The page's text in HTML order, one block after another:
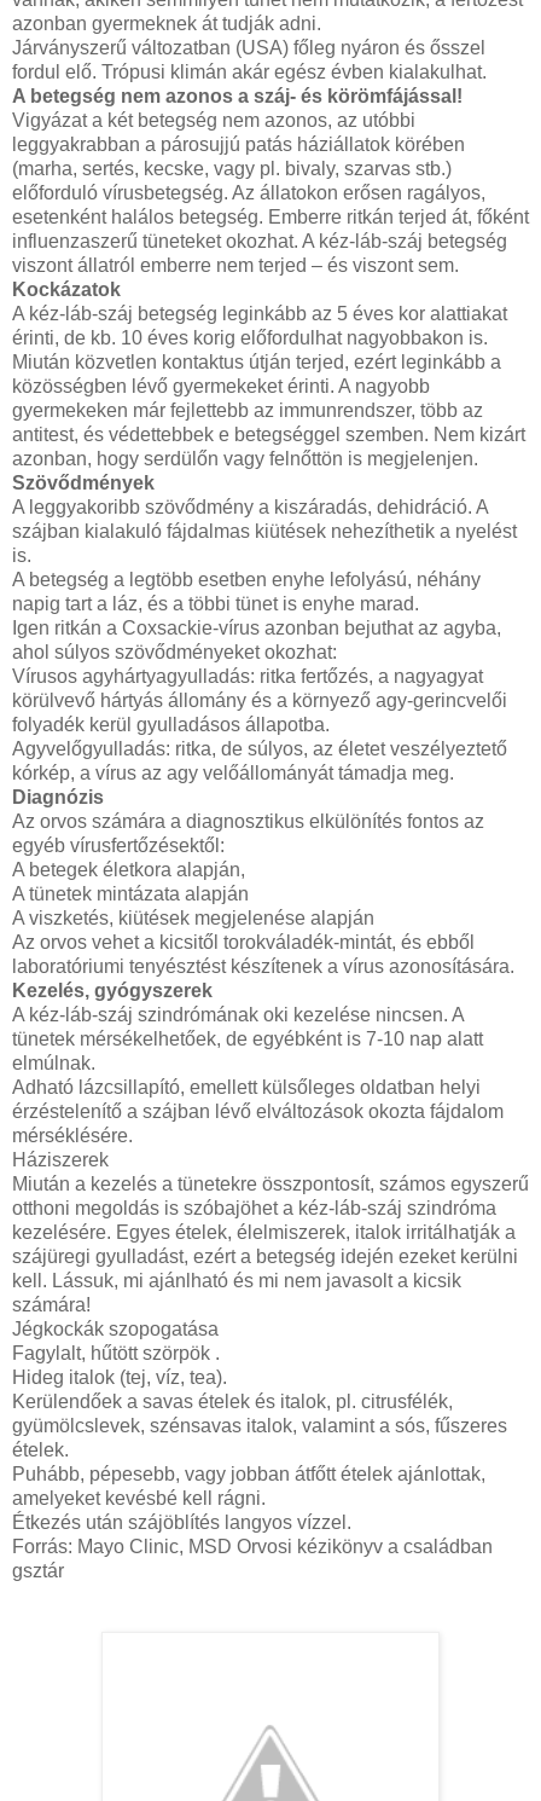
azonban gyermeknek át tudják adni.
Járványszerű változatban (USA) főleg nyáron és ősszel
fordul elő. Trópusi klimán akár egész évben kialakulhat.
A betegség nem azonos a száj- és körömfájással!
Vigyázat a két betegség nem azonos, az utóbbi
leggyakrabban a párosujjú patás háziállatok körében
(marha, sertés, kecske, vagy pl. bivaly, szarvas stb.)
előforduló vírusbetegség. Az állatokon erősen ragályos,
esetenként halálos betegség. Emberre ritkán terjed át, főként
influenzaszerű tüneteket okozhat. A kéz-láb-száj betegség
viszont állatról emberre nem terjed – és viszont sem.
Kockázatok
A kéz-láb-száj betegség leginkább az 5 éves kor alattiakat
érinti, de kb. 10 éves korig előfordulhat nagyobbakon is.
Miután közvetlen kontaktus útján terjed, ezért leginkább a
közösségben lévő gyermekeket érinti. A nagyobb
gyermekeken már fejlettebb az immunrendszer, több az
antitest, és védettebbek e betegséggel szemben. Nem kizárt
azonban, hogy serdülőn vagy felnőttön is megjelenjen.
Szövődmények
A leggyakoribb szövődmény a kiszáradás, dehidráció. A
szájban kialakuló fájdalmas kiütések nehezíthetik a nyelést
is.
A betegség a legtöbb esetben enyhe lefolyású, néhány
napig tart a láz, és a többi tünet is enyhe marad.
Igen ritkán a Coxsackie-vírus azonban bejuthat az agyba,
ahol súlyos szövődményeket okozhat:
Vírusos agyhártyagyulladás: ritka fertőzés, a nagyagyat
körülvevő hártyás állomány és a környező agy-gerincvelői
folyadék kerül gyulladásos állapotba.
Agyvelőgyulladás: ritka, de súlyos, az életet veszélyeztető
kórkép, a vírus az agy velőállományát támadja meg.
Diagnózis
Az orvos számára a diagnosztikus elkülönítés fontos az
egyéb vírusfertőzésektől:
A betegek életkora alapján,
A tünetek mintázata alapján
A viszketés, kiütések megjelenése alapján
Az orvos vehet a kicsitől torokváladék-mintát, és ebből
laboratóriumi tenyésztést készítenek a vírus azonosítására.
Kezelés, gyógyszerek
A kéz-láb-száj szindrómának oki kezelése nincsen. A
tünetek mérsékelhetőek, de egyébként is 7-10 nap alatt
elmúlnak.
Adható lázcsillapító, emellett külsőleges oldatban helyi
érzéstelenítő a szájban lévő elváltozások okozta fájdalom
mérséklésére.
Háziszerek
Miután a kezelés a tünetekre összpontosít, számos egyszerű
otthoni megoldás is szóbajöhet a kéz-láb-száj szindróma
kezelésére. Egyes ételek, élelmiszerek, italok irritálhatják a
szájüregi gyulladást, ezért a betegség idején ezeket kerülni
kell. Lássuk, mi ajánlható és mi nem javasolt a kicsik
számára!
Jégkockák szopogatása
Fagylalt, hűtött szörpök .
Hideg italok (tej, víz, tea).
Kerülendőek a savas ételek és italok, pl. citrusfélék,
gyümölcslevek, szénsavas italok, valamint a sós, fűszeres
ételek.
Puhább, pépesebb, vagy jobban átfőtt ételek ajánlottak,
amelyeket kevésbé kell rágni.
Étkezés után szájöblítés langyos vízzel.
Forrás: Mayo Clinic, MSD Orvosi kézikönyv a családban
gsztár